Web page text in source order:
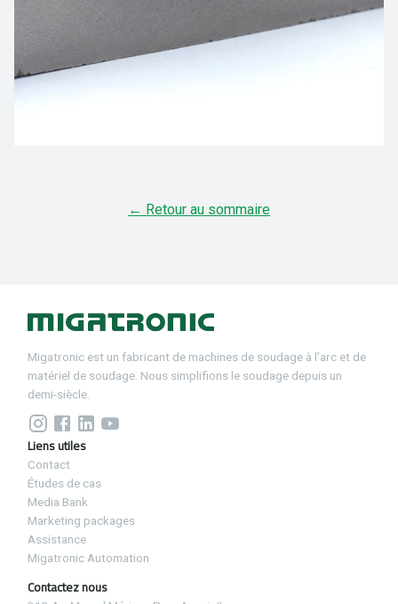
← Retour au sommaire
Migatronic est un fabricant de machines de soudage à l’arc et de
matériel de soudage. Nous simplifions le soudage depuis un
demi-siècle.
Liens utiles
Contact
Études de cas
Media Bank
Marketing packages
Assistance
Migatronic Automation
Contactez nous